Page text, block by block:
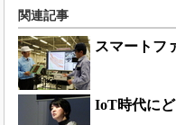
関連記事
スマートフ
IoT時代に